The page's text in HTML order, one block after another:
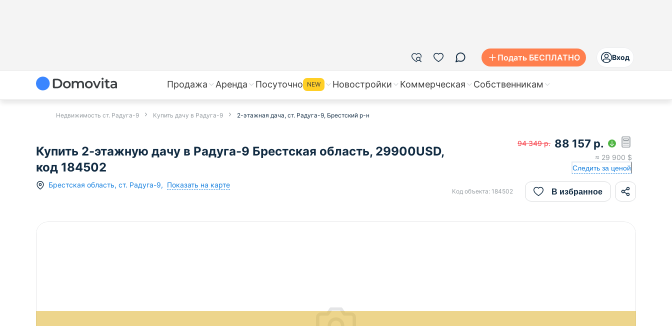
Подать БЕСПЛАТНО Вход
Продажа Аренда Посуточно NEW Новостройки Коммерческая Собственникам
Недвижимость ст. Радуга-9 Купить дачу в Радуга-9 2-этажная дача, ст. Радуга-9, Брестский р-н
Купить 2-этажную дачу в Радуга-9 Брестская область, 29900USD,
код 184502
Брестская область, ст. Радуга-9, Показать на карте
94 349 р. 88 157 р.
≈ 29 900 $
Следить за ценой
Код объекта: 184502 В избранное